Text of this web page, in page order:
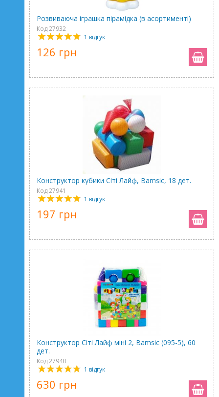
Розвиваюча іграшка пірамідка (в асортименті)
Код 27932
1 відгук
126 грн
Конструктор кубики Сіті Лайф, Bamsic, 18 дет.
Код 27941
1 відгук
197 грн
Конструктор Сіті Лайф міні 2, Bamsic (095-5), 60
дет.
Код 27940
1 відгук
630 грн